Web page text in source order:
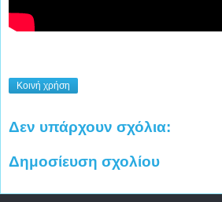
Κοινή χρήση
Δεν υπάρχουν σχόλια:
Δημοσίευση σχολίου